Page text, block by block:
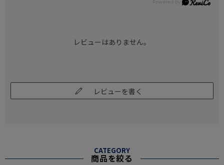
レビューはありません。
レビューを書く
CATEGORY
商品を絞る